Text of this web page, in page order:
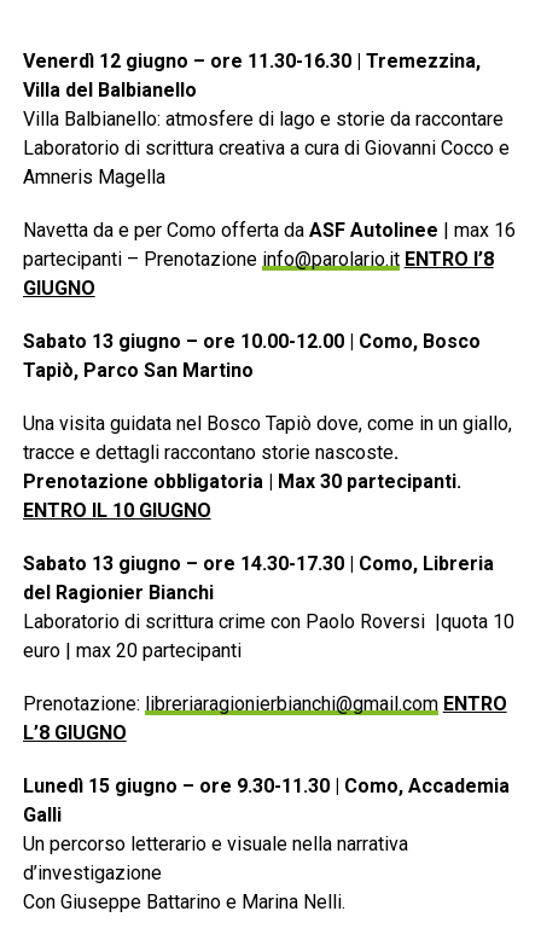
Venerdì 12 giugno – ore 11.30-16.30 | Tremezzina,
Villa del Balbianello
Villa Balbianello: atmosfere di lago e storie da raccontare
Laboratorio di scrittura creativa a cura di Giovanni Cocco e
Amneris Magella
Navetta da e per Como offerta da ASF Autolinee | max 16
partecipanti – Prenotazione info@parolario.it ENTRO l’8
GIUGNO
Sabato 13 giugno – ore 10.00-12.00 | Como, Bosco
Tapiò, Parco San Martino
Una visita guidata nel Bosco Tapiò dove, come in un giallo,
tracce e dettagli raccontano storie nascoste.
Prenotazione obbligatoria | Max 30 partecipanti.
ENTRO IL 10 GIUGNO
Sabato 13 giugno – ore 14.30-17.30 | Como, Libreria
del Ragionier Bianchi
Laboratorio di scrittura crime con Paolo Roversi |quota 10
euro | max 20 partecipanti
Prenotazione: libreriaragionierbianchi@gmail.com ENTRO
L’8 GIUGNO
Lunedì 15 giugno – ore 9.30-11.30 | Como, Accademia
Galli
Un percorso letterario e visuale nella narrativa
d’investigazione
Con Giuseppe Battarino e Marina Nelli.